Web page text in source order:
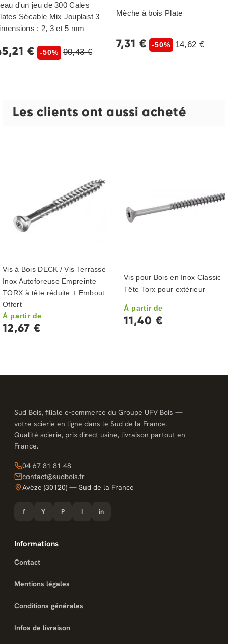
d'un jeu de 300 Cales
Sécable Mix Jouplast 3
: 2, 3 et 5 mm
€ -50% 90,43 €
Mèche à bois Plate
7,31 € -50% 14,62 €
Les clients ont aussi acheté
Vis à Bois DECK / Vis Terrasse
Inox Autoforeuse Empreinte
TORX à tête réduite + Embout
Offert
À partir de
12,67 €
Vis pour Bois en Inox Classic
Tête Torx pour extérieur
À partir de
11,40 €
Sud Bois, filiale e-commerce du Groupe UFV Bois —
votre scierie en ligne dans le Sud de la France.
Qualité scierie, prix direct usine, livraison partout en
France.
04 67 81 81 48
contact@sudbois.fr
Avèze (30120) — Sud de la France
f Y P I in
Informations
Contact
Mentions légales
Conditions générales
Infos de livraison